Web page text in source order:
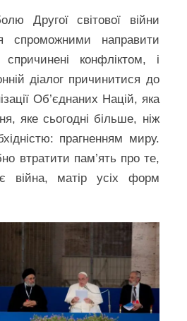
Другої світової війни
спроможними направити
спричинені конфліктом, і
діалог причинитися до
Об’єднаних Націй, яка
яке сьогодні більше, ніж
прагненням миру.
втратити пам’ять про те,
війна, матір усіх форм